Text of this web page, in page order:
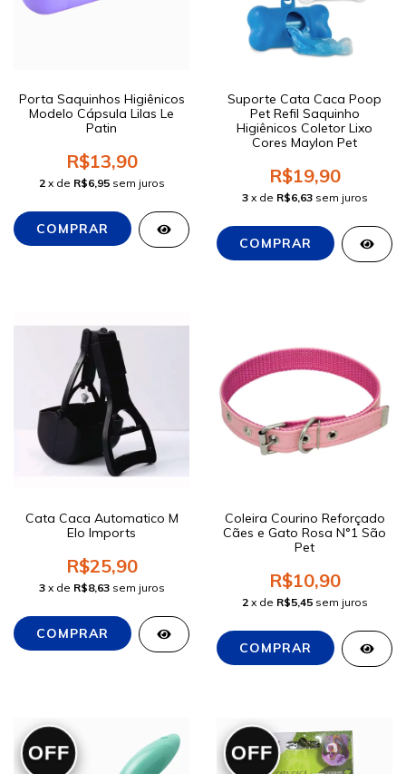
Porta Saquinhos Higiênicos
Modelo Cápsula Lilas Le
Patin
R$13,90
2 x de R$6,95 sem juros
Suporte Cata Caca Poop
Pet Refil Saquinho
Higiênicos Coletor Lixo
Cores Maylon Pet
R$19,90
3 x de R$6,63 sem juros
Cata Caca Automatico M
Elo Imports
R$25,90
3 x de R$8,63 sem juros
Coleira Courino Reforçado
Cães e Gato Rosa N°1 São
Pet
R$10,90
2 x de R$5,45 sem juros
OFF OFF